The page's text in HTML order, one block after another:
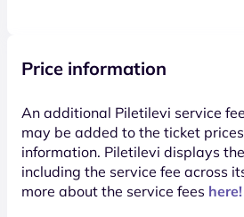
Price information
An additional Piletilevi service
may be added to the ticket
information. Piletilevi displays
including the service fee across
more about the service fees here!